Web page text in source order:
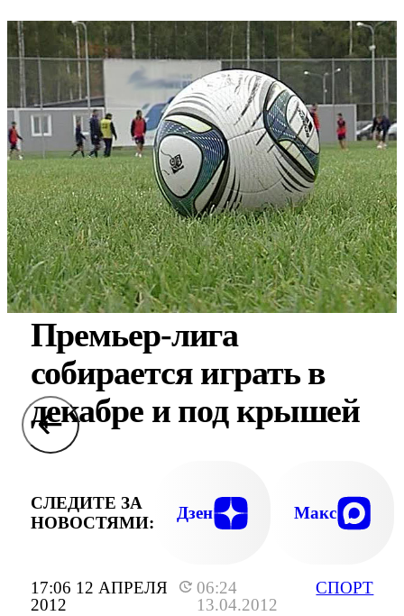
17:06 12 АПРЕЛЯ
2012
06:24
13.04.2012
СПОРТ
Премьер-лига
собирается играть в
декабре и под крышей
СЛЕДИТЕ ЗА
НОВОСТЯМИ:
Дзен Макс